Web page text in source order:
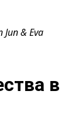
& Eva
в